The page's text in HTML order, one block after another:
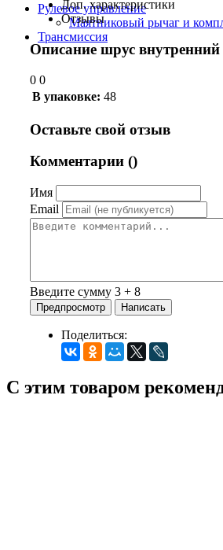
Рулевое управление
Маятниковый рычаг и
Трансмиссия
Доп. характеристики
Отзывы
Описание шрус
0 0
В упаковке: 48
Оставьте свой отзыв
Комментарии ()
Имя
Email
Введите сумму 3 + 8
Поделиться:
С этим товаром